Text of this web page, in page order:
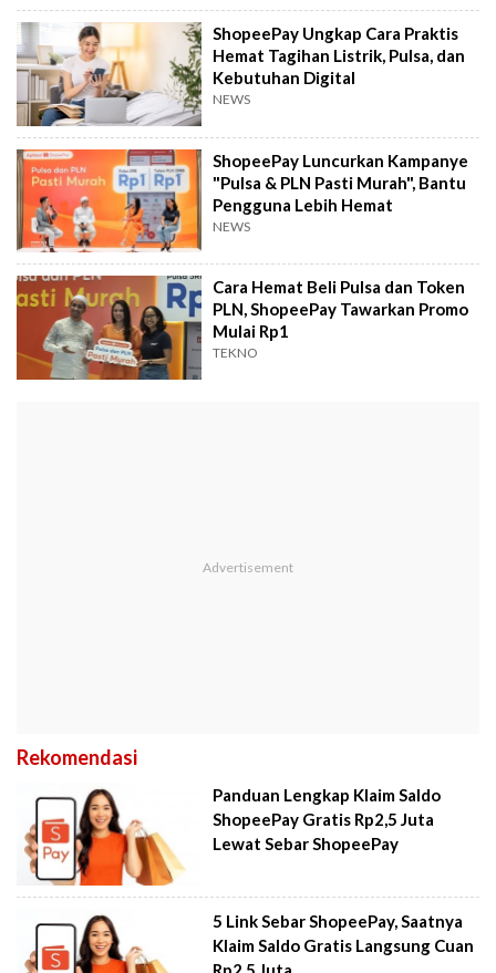
ShopeePay Ungkap Cara Praktis
Hemat Tagihan Listrik, Pulsa, dan
Kebutuhan Digital
NEWS
ShopeePay Luncurkan Kampanye
"Pulsa & PLN Pasti Murah", Bantu
Pengguna Lebih Hemat
NEWS
Cara Hemat Beli Pulsa dan Token
PLN, ShopeePay Tawarkan Promo
Mulai Rp1
TEKNO
Rekomendasi
Panduan Lengkap Klaim Saldo
ShopeePay Gratis Rp2,5 Juta
Lewat Sebar ShopeePay
5 Link Sebar ShopeePay, Saatnya
Klaim Saldo Gratis Langsung Cuan